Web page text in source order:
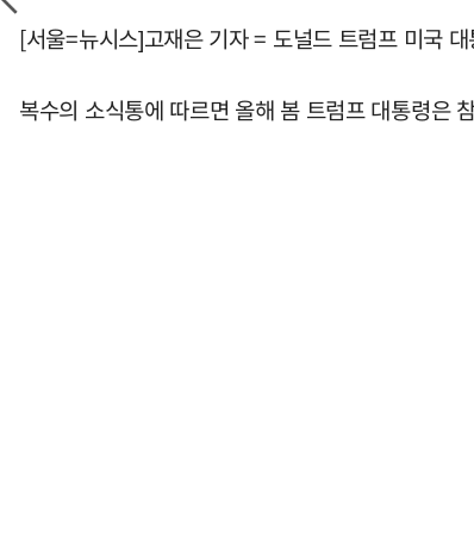
[서울=뉴시스]고재은 기자 = 도널드 트럼프 미국
복수의 소식통에 따르면 올해 봄 트럼프 대통령은